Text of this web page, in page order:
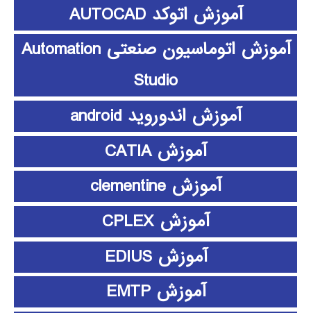
آموزش اتوکد AUTOCAD
آموزش اتوماسیون صنعتی Automation
Studio
آموزش اندوروید android
آموزش CATIA
آموزش clementine
آموزش CPLEX
آموزش EDIUS
آموزش EMTP